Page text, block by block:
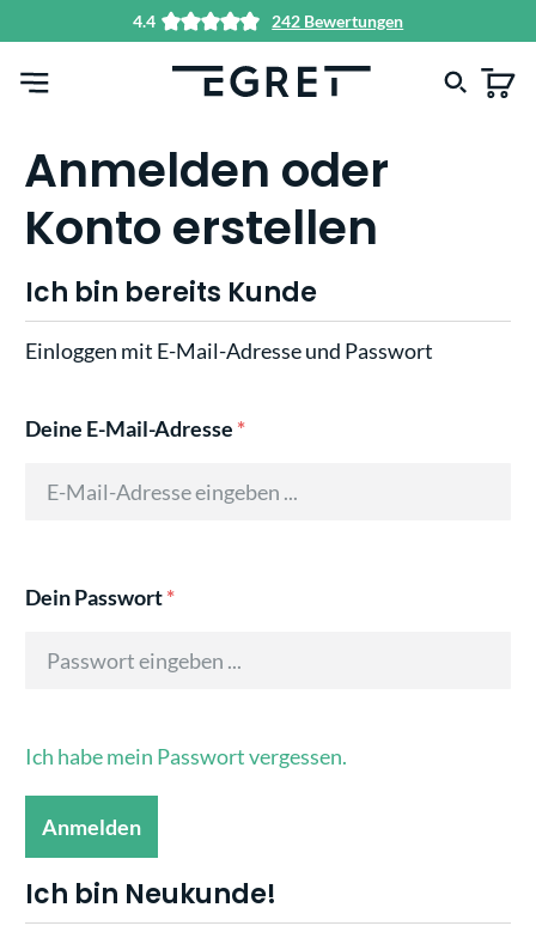
4.4 242 Bewertungen
Anmelden oder
Konto erstellen
Ich bin bereits Kunde
Einloggen mit E-Mail-Adresse und Passwort
Deine E-Mail-Adresse *
Dein Passwort*
Ich habe mein Passwort vergessen.
Anmelden
Ich bin Neukunde!